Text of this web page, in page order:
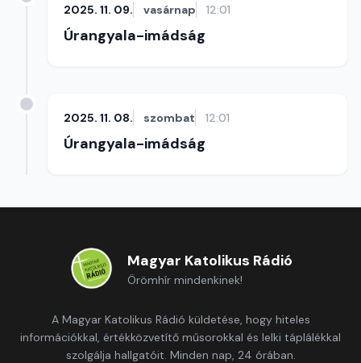
2025. 11. 09. vasárnap 12:01
Úrangyala-imádság
2025. 11. 08. szombat 12:01
Úrangyala-imádság
Magyar Katolikus Rádió
Örömhír mindenkinek!
A Magyar Katolikus Rádió küldetése, hogy hiteles
információkkal, értékközvetítő műsorokkal és lelki táplálékkal
szolgálja hallgatóit. Minden nap, 24 órában.